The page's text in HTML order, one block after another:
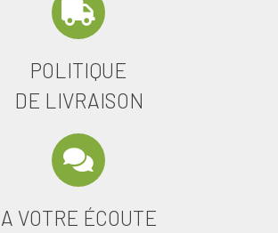
POLITIQUE
DE LIVRAISON
A VOTRE ÉCOUTE